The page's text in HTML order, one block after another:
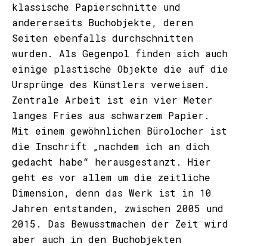
klassische Papierschnitte und
andererseits Buchobjekte, deren
Seiten ebenfalls durchschnitten
wurden. Als Gegenpol finden sich auch
einige plastische Objekte die auf die
Ursprünge des Künstlers verweisen.
Zentrale Arbeit ist ein vier Meter
langes Fries aus schwarzem Papier.
Mit einem gewöhnlichen Bürolocher ist
die Inschrift „nachdem ich an dich
gedacht habe“ herausgestanzt. Hier
geht es vor allem um die zeitliche
Dimension, denn das Werk ist in 10
Jahren entstanden, zwischen 2005 und
2015. Das Bewusstmachen der Zeit wird
aber auch in den Buchobjekten